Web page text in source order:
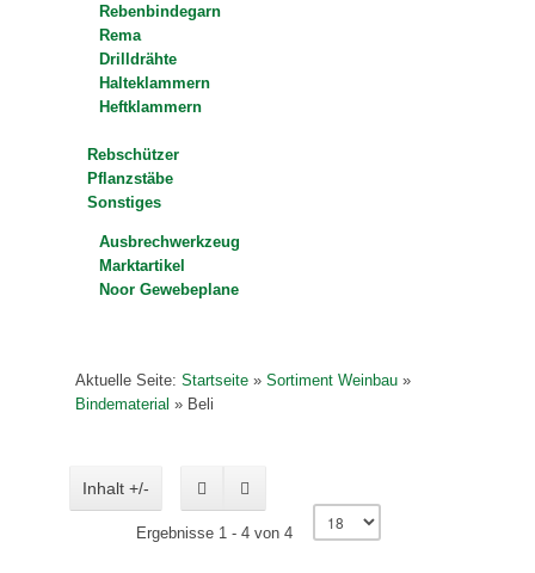
Rebenbindegarn
Rema
Drilldrähte
Halteklammern
Heftklammern
Rebschützer
Pflanzstäbe
Sonstiges
Ausbrechwerkzeug
Marktartikel
Noor Gewebeplane
Aktuelle Seite:Startseite »Sortiment Weinbau »
Bindematerial » Beli
Inhalt +/-
Ergebnisse 1 - 4 von 4